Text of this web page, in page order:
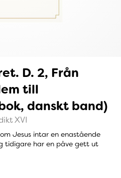
D. 2, Från
till
danskt band)
XVI
Jesus intar en enastående
tidigare har en påve gett ut